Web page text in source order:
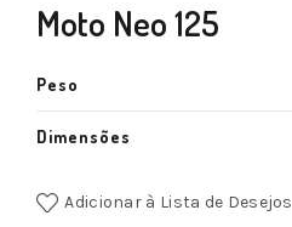
Moto Neo 125
Peso
Dimensões
Adicionar à Lista de Desejos